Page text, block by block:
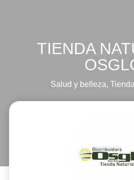
TIENDA
Salud y belleza,